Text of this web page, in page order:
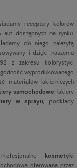
receptury kolorów
aut dostępnych na rynku.
do niego należytą
i dzięki naszemu
z zakresu kolorystyki
wyprodukowanego
materiałów lakierniczych
samochodowe: lakiery
w sprayu , podkłady
kosmetyki
oferowana przez